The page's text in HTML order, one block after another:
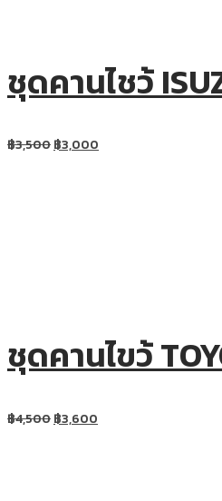
ชุดคานไชว้
฿3,500฿3,000
ชุดคานไขว้
฿4,500฿3,600